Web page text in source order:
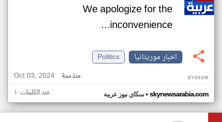
We apologize for the
inconvenience...
اخبار موريتانيا
Politics
Oct 03, 2024
منذ سنة BY84XM
سكاي نيوز عربية• skynewsarabia.com عدد الكلمات: ١